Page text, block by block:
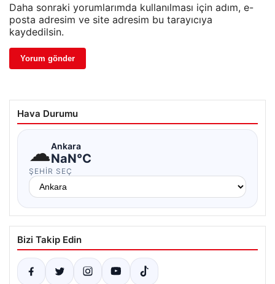
Daha sonraki yorumlarımda kullanılması için adım, e-
posta adresim ve site adresim bu tarayıcıya
kaydedilsin.
Hava Durumu
☁Ankara
NaN°C
ŞEHIR SEÇ
Bizi Takip Edin